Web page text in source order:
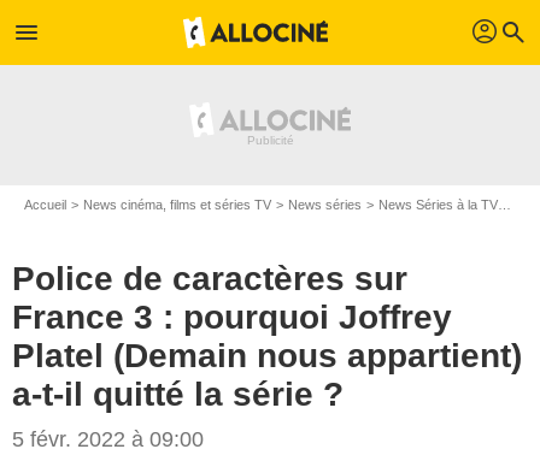
menu profil search
Accueil News cinéma, films et séries TV News séries News Séries à la TV
Police de caractères sur
France 3 : pourquoi Joffrey
Platel (Demain nous appartient)
a-t-il quitté la série ?
5 févr. 2022 à 09:00